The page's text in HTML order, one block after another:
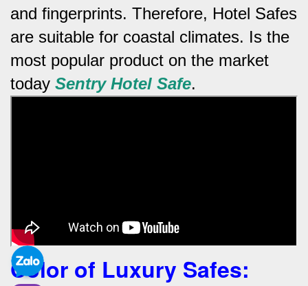
and fingerprints. Therefore, Hotel Safes
are suitable for coastal climates. Is the
most popular product on the market
today Sentry Hotel Safe.
Color of Luxury Safes: